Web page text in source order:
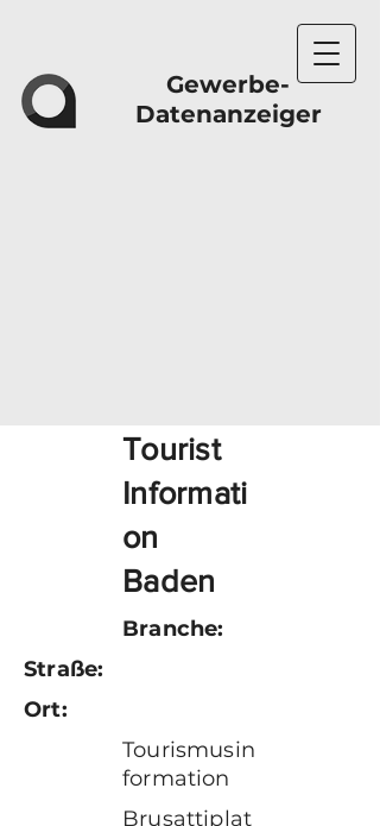
Gewerbe-
Datenanzeiger
Tourist
Informati
on
Baden
Branche:
Straße:
Ort:
Tourismusin
formation
Brusattiplat